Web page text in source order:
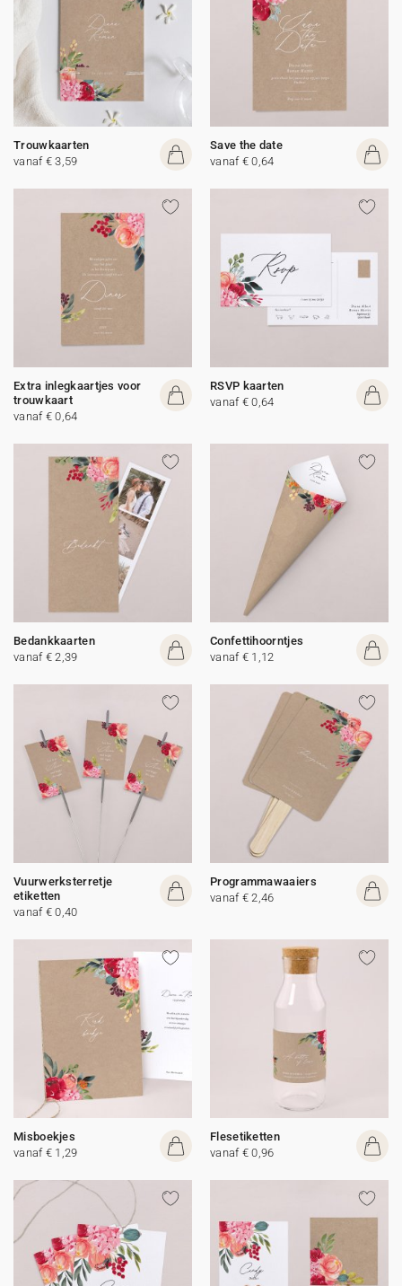
Trouwkaarten
vanaf € 3,59
Save the date
vanaf € 0,64
Extra inlegkaartjes voor
trouwkaart
vanaf € 0,64
RSVP kaarten
vanaf € 0,64
Bedankkaarten
vanaf € 2,39
Confettihoorntjes
vanaf € 1,12
Vuurwerksterretje
etiketten
vanaf € 0,40
Programmawaaiers
vanaf € 2,46
Misboekjes
vanaf € 1,29
Flesetiketten
vanaf € 0,96